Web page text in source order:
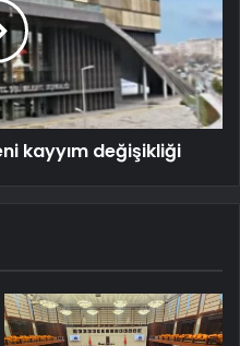
kayyım değişikliği